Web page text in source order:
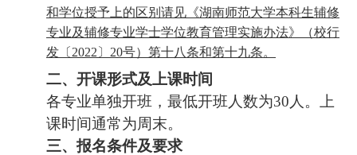
和学位授予上的区别请见《湖南师范大学本科生辅修
专业及辅修专业学士学位教育管理实施办法》（校行
发〔 2022 〕 20号）第十八条和第十九条。
二、开课形式及上课时间
各专业单独开班，最低开班人数为30 人。上
课时间通常为周末。
三、报名条件及要求